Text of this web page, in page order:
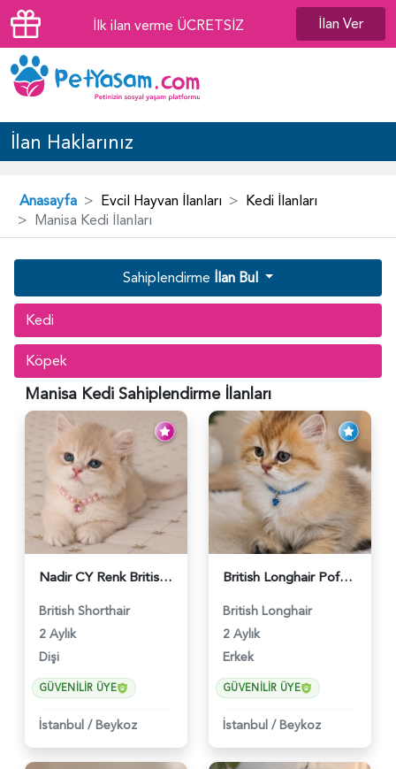
İlk ilan verme ÜCRETSİZ İlan Ver
İlan Haklarınız
Anasayfa Evcil Hayvan İlanları
Kedi İlanları
Manisa Kedi İlanları
Sahiplendirme İlan Bul
Kedi
Köpek
Manisa Kedi Sahiplendirme İlanları
Nadir CY Renk British Shorthair Prensesimiz - 6483
British Shorthair
2 Aylık
Dişi
GÜVENILIR ÜYE
İstanbul / Beykoz
British Longhair Pofuduk Yakışıklımız - 6481
British Longhair
2 Aylık
Erkek
GÜVENILIR ÜYE
İstanbul / Beykoz